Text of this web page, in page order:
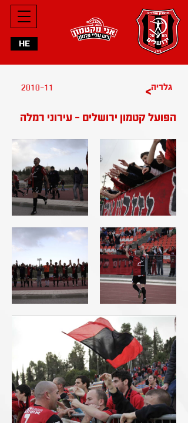
HE
2010-11 >גלריה
הפועל קטמון ירושלים - עירוני רמלה